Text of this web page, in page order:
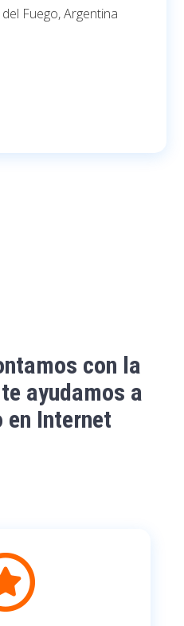
Fuego, Argentina
con la
ayudamos a
en Internet